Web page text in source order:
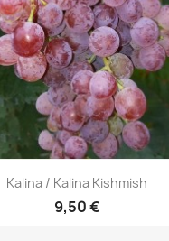
Pikakatselu
Kalina / Kalina Kishmish
9,50 €